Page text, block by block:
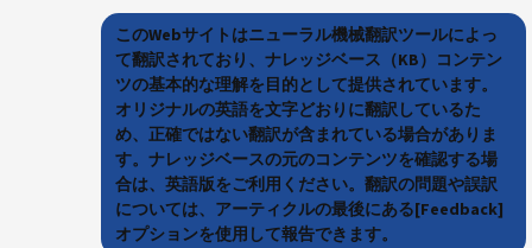
このWebサイトはニューラル機械翻訳ツールによっ
て翻訳されており、ナレッジベース（KB）コンテン
ツの基本的な理解を目的として提供されています。
オリジナルの英語を文字どおりに翻訳しているた
め、正確ではない翻訳が含まれている場合がありま
す。ナレッジベースの元のコンテンツを確認する場
合は、英語版をご利用ください。翻訳の問題や誤訳
については、アーティクルの最後にある[Feedback]
オプションを使用して報告できます。